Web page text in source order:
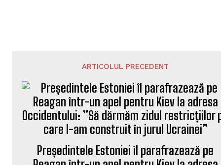
ARTICOLUL PRECEDENT
Președintele Estoniei îl parafrazează pe